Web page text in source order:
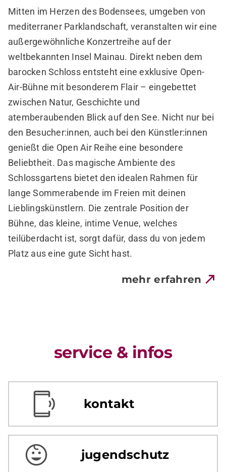
Mitten im Herzen des Bodensees, umgeben von
mediterraner Parklandschaft, veranstalten wir eine
außergewöhnliche Konzertreihe auf der
weltbekannten Insel Mainau. Direkt neben dem
barocken Schloss entsteht eine exklusive Open-
Air-Bühne mit besonderem Flair – eingebettet
zwischen Natur, Geschichte und
atemberaubenden Blick auf den See. Nicht nur bei
den Besucher:innen, auch bei den Künstler:innen
genießt die Open Air Reihe eine besondere
Beliebtheit. Das magische Ambiente des
Schlossgartens bietet den idealen Rahmen für
lange Sommerabende im Freien mit deinen
Lieblingskünstlern. Die zentrale Position der
Bühne, das kleine, intime Venue, welches
teilüberdacht ist, sorgt dafür, dass du von jedem
Platz aus eine gute Sicht hast.
mehr erfahren
service & infos
kontakt
jugendschutz